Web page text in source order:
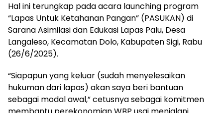
Hal ini terungkap pada acara launching program
“Lapas Untuk Ketahanan Pangan” (PASUKAN) di
Sarana Asimilasi dan Edukasi Lapas Palu, Desa
Langaleso, Kecamatan Dolo, Kabupaten Sigi, Rabu
(26/6/2025).
“Siapapun yang keluar (sudah menyelesaikan
hukuman dari lapas) akan saya beri bantuan
sebagai modal awal,” cetusnya sebagai komitmen